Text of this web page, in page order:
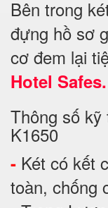
Bên trong
đựng hồ sơ
cơ đem lại
Hotel Safes.
Thông số kỹ
K1650
- Két có kết
toàn, chống